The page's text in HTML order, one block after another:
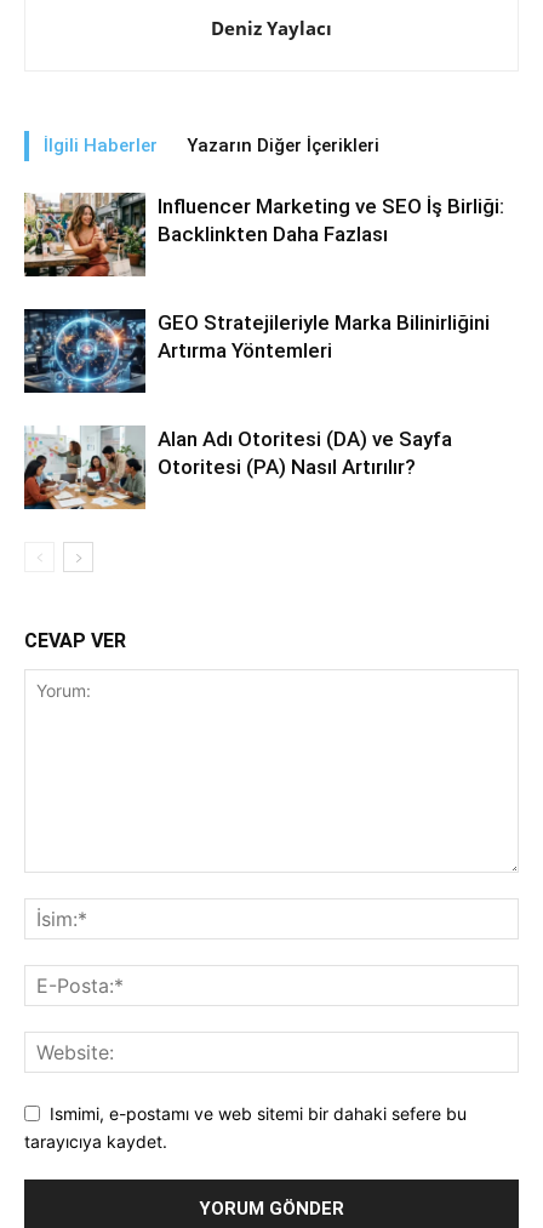
Deniz Yaylacı
İlgili Haberler Yazarın Diğer İçerikleri
Influencer Marketing ve SEO İş Birliği:
Backlinkten Daha Fazlası
GEO Stratejileriyle Marka Bilinirliğini
Artırma Yöntemleri
Alan Adı Otoritesi (DA) ve Sayfa
Otoritesi (PA) Nasıl Artırılır?
CEVAP VER
Ismimi, e-postamı ve web sitemi bir dahaki sefere bu
tarayıcıya kaydet.